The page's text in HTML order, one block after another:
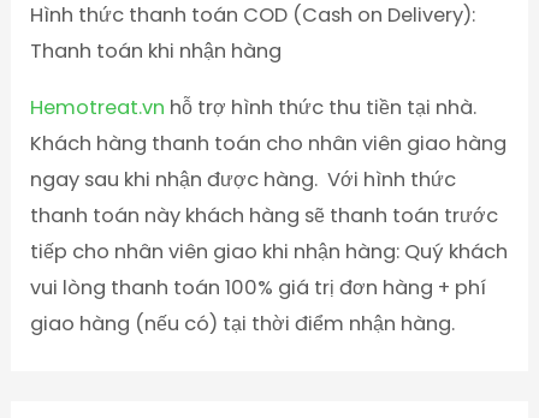
Hình thức thanh toán COD (Cash on Delivery):
Thanh toán khi nhận hàng
Hemotreat.vn hỗ trợ hình thức thu tiền tại nhà.
Khách hàng thanh toán cho nhân viên giao hàng
ngay sau khi nhận được hàng. Với hình thức
thanh toán này khách hàng sẽ thanh toán trước
tiếp cho nhân viên giao khi nhận hàng: Quý khách
vui lòng thanh toán 100% giá trị đơn hàng + phí
giao hàng (nếu có) tại thời điểm nhận hàng.